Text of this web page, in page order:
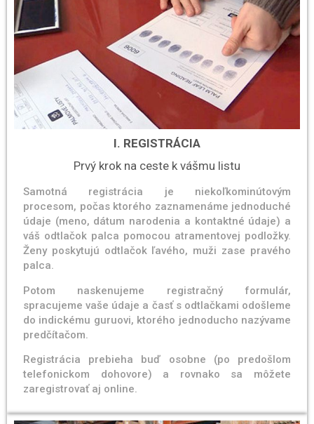
I. REGISTRÁCIA
Prvý krok na ceste k vášmu listu
Samotná registrácia je niekoľkominútovým
procesom, počas ktorého zaznamenáme jednoduché
údaje (meno, dátum narodenia a kontaktné údaje) a
váš odtlačok palca pomocou atramentovej podložky.
Ženy poskytujú odtlačok ľavého, muži zase pravého
palca.
Potom naskenujeme registračný formulár,
spracujeme vaše údaje a časť s odtlačkami odošleme
do indickému guruovi, ktorého jednoducho nazývame
predčítačom.
Registrácia prebieha buď osobne (po predošlom
telefonickom dohovore) a rovnako sa môžete
zaregistrovať aj online.